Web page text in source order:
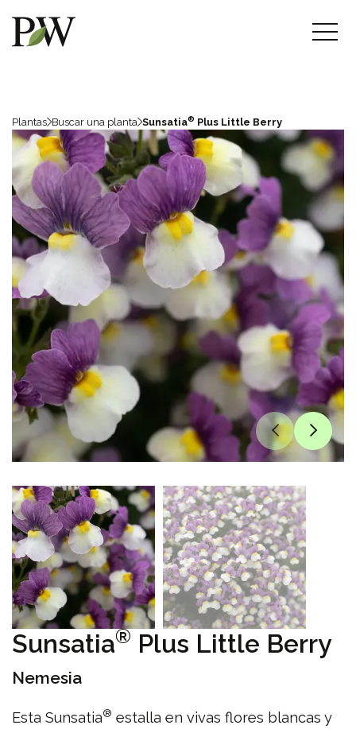
Plantas Buscar una planta Sunsatia® Plus Little Berry
Sunsatia® Plus Little Berry
Nemesia
Esta Sunsatia® estalla en vivas flores blancas y